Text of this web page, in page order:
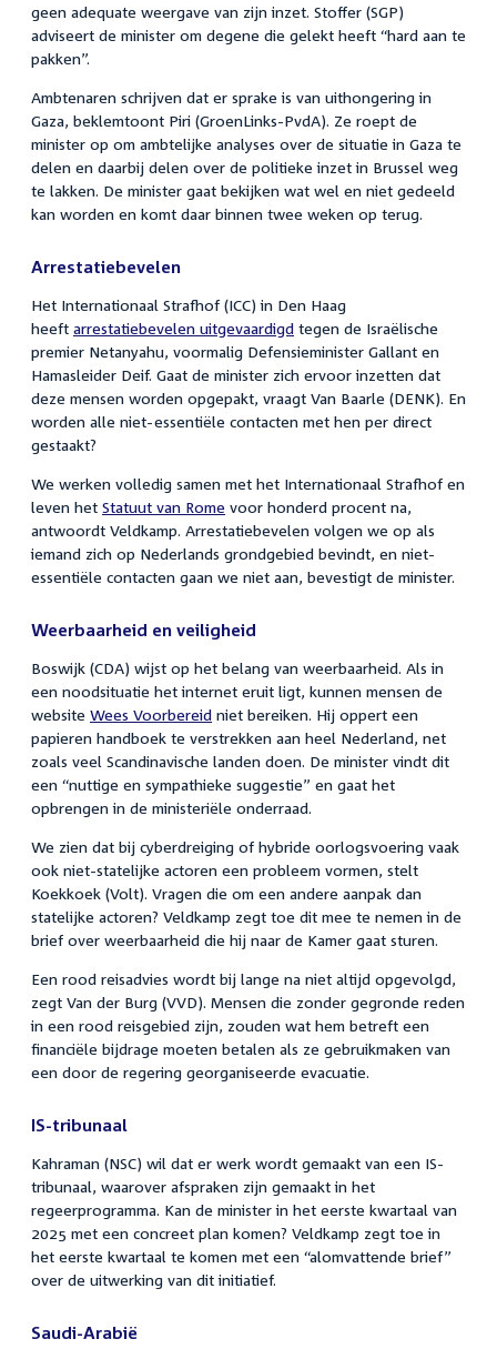
geen adequate weergave van zijn inzet. Stoffer (SGP)
adviseert de minister om degene die gelekt heeft “hard aan te
pakken”.
Ambtenaren schrijven dat er sprake is van uithongering in
Gaza, beklemtoont Piri (GroenLinks-PvdA). Ze roept de
minister op om ambtelijke analyses over de situatie in Gaza te
delen en daarbij delen over de politieke inzet in Brussel weg
te lakken. De minister gaat bekijken wat wel en niet gedeeld
kan worden en komt daar binnen twee weken op terug.
Arrestatiebevelen
Het Internationaal Strafhof (ICC) in Den Haag
heeft arrestatiebevelen uitgevaardigd tegen de Israëlische
premier Netanyahu, voormalig Defensieminister Gallant en
Hamasleider Deif. Gaat de minister zich ervoor inzetten dat
deze mensen worden opgepakt, vraagt Van Baarle (DENK). En
worden alle niet-essentiële contacten met hen per direct
gestaakt?
We werken volledig samen met het Internationaal Strafhof en
leven het Statuut van Rome voor honderd procent na,
antwoordt Veldkamp. Arrestatiebevelen volgen we op als
iemand zich op Nederlands grondgebied bevindt, en niet-
essentiële contacten gaan we niet aan, bevestigt de minister.
Weerbaarheid en veiligheid
Boswijk (CDA) wijst op het belang van weerbaarheid. Als in
een noodsituatie het internet eruit ligt, kunnen mensen de
website Wees Voorbereid niet bereiken. Hij oppert een
papieren handboek te verstrekken aan heel Nederland, net
zoals veel Scandinavische landen doen. De minister vindt dit
een “nuttige en sympathieke suggestie” en gaat het
opbrengen in de ministeriële onderraad.
We zien dat bij cyberdreiging of hybride oorlogsvoering vaak
ook niet-statelijke actoren een probleem vormen, stelt
Koekkoek (Volt). Vragen die om een andere aanpak dan
statelijke actoren? Veldkamp zegt toe dit mee te nemen in de
brief over weerbaarheid die hij naar de Kamer gaat sturen.
Een rood reisadvies wordt bij lange na niet altijd opgevolgd,
zegt Van der Burg (VVD). Mensen die zonder gegronde reden
in een rood reisgebied zijn, zouden wat hem betreft een
financiële bijdrage moeten betalen als ze gebruikmaken van
een door de regering georganiseerde evacuatie.
IS-tribunaal
Kahraman (NSC) wil dat er werk wordt gemaakt van een IS-
tribunaal, waarover afspraken zijn gemaakt in het
regeerprogramma. Kan de minister in het eerste kwartaal van
2025 met een concreet plan komen? Veldkamp zegt toe in
het eerste kwartaal te komen met een “alomvattende brief”
over de uitwerking van dit initiatief.
Saudi-Arabië